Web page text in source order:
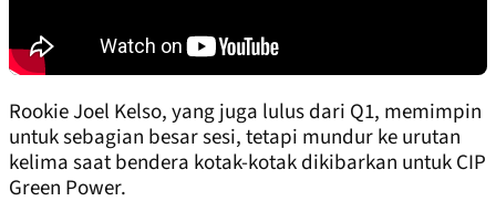
Rookie Joel Kelso, yang juga lulus dari Q1, memimpin
untuk sebagian besar sesi, tetapi mundur ke urutan
kelima saat bendera kotak-kotak dikibarkan untuk CIP
Green Power.